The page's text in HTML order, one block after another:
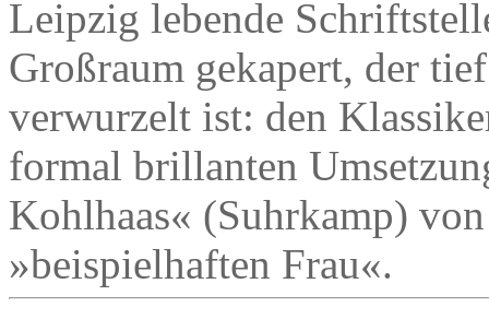
Leipzig lebende
Großraum gekapert, der
verwurzelt ist: den
formal brillanten
Kohlhaas« (Suhrkamp)
»beispielhaften Frau«.